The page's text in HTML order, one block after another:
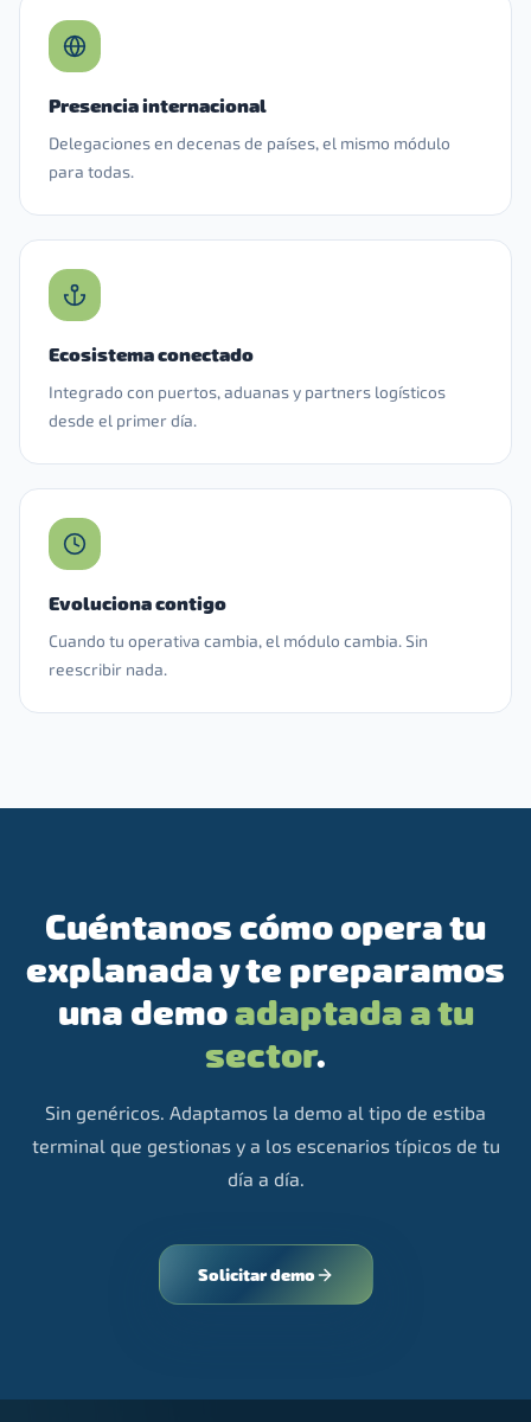
Presencia internacional
Delegaciones en decenas de países, el mismo módulo
para todas.
Ecosistema conectado
Integrado con puertos, aduanas y partners logísticos
desde el primer día.
Evoluciona contigo
Cuando tu operativa cambia, el módulo cambia. Sin
reescribir nada.
Cuéntanos cómo opera tu
explanada y te preparamos
una demoadaptada a tu
sector.
Sin genéricos. Adaptamos la demo al tipo de estiba
terminal que gestionas y a los escenarios típicos de tu
día a día.
Solicitar demo